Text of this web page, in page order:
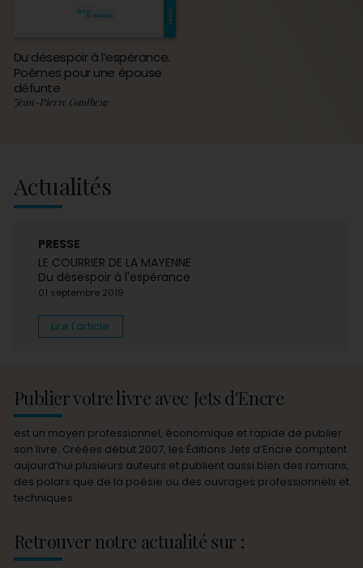
Du désespoir à l’espérance.
Poèmes pour une épouse
défunte
Jean-Pierre Gautheur
Actualités
PRESSE
LE COURRIER DE LA MAYENNE
Du désespoir à l'espérance
01 septembre 2019
Lire l'article
Publier votre livre avec Jets d'Encre
est un moyen professionnel, économique et rapide de publier
son livre. Créées début 2007, les Éditions Jets d’Encre comptent
aujourd’hui plusieurs auteurs et publient aussi bien des romans,
des polars que de la poésie ou des ouvrages professionnels et
techniques.
Retrouver notre actualité sur :